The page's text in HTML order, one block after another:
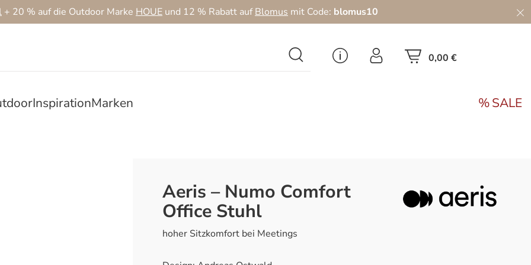
+ 20 % auf die Outdoor Marke HOUE und 12 % Rabatt aufBlomus mit Code: blomus10
0,00 €
InspirationMarken SALE
Aeris – Numo Comfort
Office Stuhl
hoher Sitzkomfort bei Meetings